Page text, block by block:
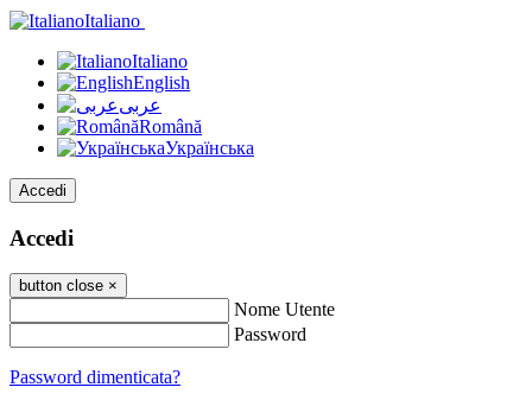
Italiano
Italiano
English
عربى
Română
Українська
Accedi
Accedi
button close ×
Nome Utente
Password
Password dimenticata?